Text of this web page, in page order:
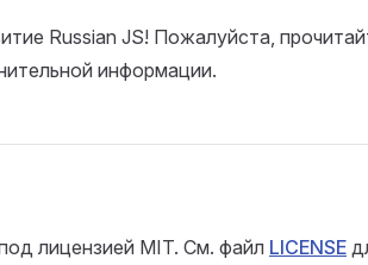
Russian JS! Пожалуйста,
информации.
лицензией MIT. См. файл LICENSE